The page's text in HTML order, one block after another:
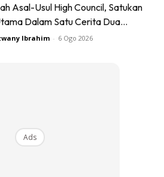
Asal-Usul High Council, Satukan
Dalam Satu Cerita Dua...
Ibrahim - 6 Ogo 2026
Ads